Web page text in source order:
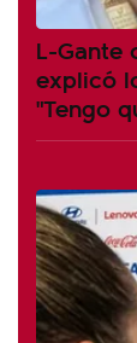
L-Gante
explicó
"Tengo